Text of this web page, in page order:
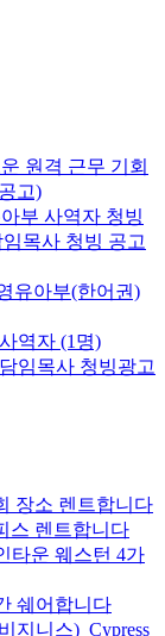
원격 근무 기회
고)
부 사역자 청빙
목사 청빙 공고
유아부(한어권)
역자 (1명)
임목사 청빙광고
장소 렌트합니다
스 렌트합니다
타운 웨스턴 4가
쉐어합니다
지니스)_Cypress